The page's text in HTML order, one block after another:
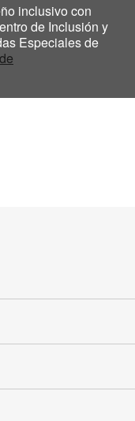
inclusivo con
de Inclusión y
Especiales de